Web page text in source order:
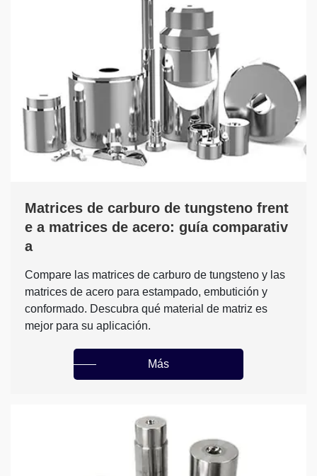
Matrices de carburo de tungsteno frent
e a matrices de acero: guía comparativ
a
Compare las matrices de carburo de tungsteno y las
matrices de acero para estampado, embutición y
conformado. Descubra qué material de matriz es
mejor para su aplicación.
Más